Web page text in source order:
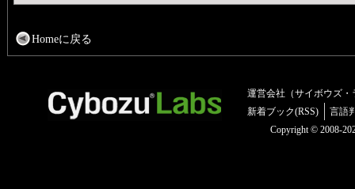
Homeに戻る
運営会社（サイボウズ・
新着ブック(RSS)
言語
Copyright © 2008-